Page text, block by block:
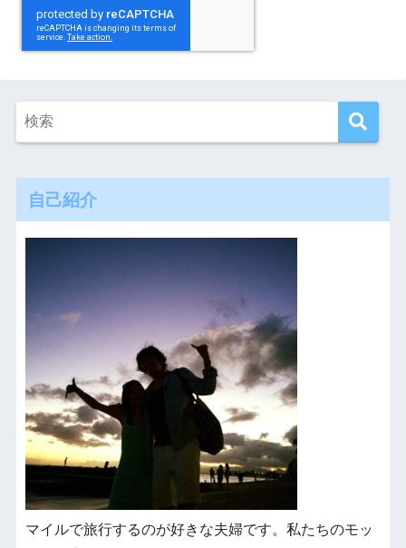
自己紹介
マイルで旅行するのが好きな夫婦です。私たちのモッ